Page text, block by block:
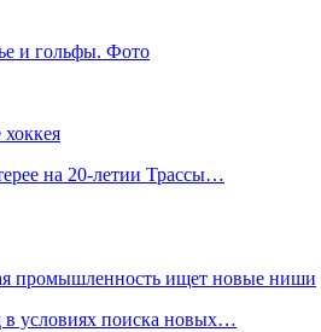
и гольфы. Фото
на 20-летии Трассы…
промышленность ищет новые ниши
условиях поиска новых…